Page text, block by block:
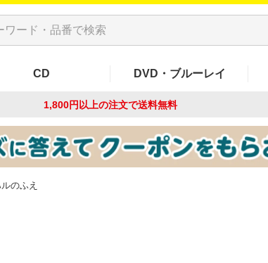
CD DVD・ブルーレイ
1,800円以上の注文で送料無料
のふえ